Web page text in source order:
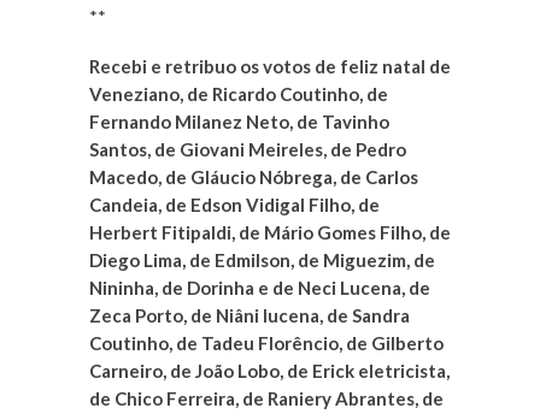
**
Recebi e retribuo os votos de feliz natal de
Veneziano, de Ricardo Coutinho, de
Fernando Milanez Neto, de Tavinho
Santos, de Giovani Meireles, de Pedro
Macedo, de Gláucio Nóbrega, de Carlos
Candeia, de Edson Vidigal Filho, de
Herbert Fitipaldi, de Mário Gomes Filho, de
Diego Lima, de Edmilson, de Miguezim, de
Nininha, de Dorinha e de Neci Lucena, de
Zeca Porto, de Niâni lucena, de Sandra
Coutinho, de Tadeu Florêncio, de Gilberto
Carneiro, de João Lobo, de Erick eletricista,
de Chico Ferreira, de Raniery Abrantes, de